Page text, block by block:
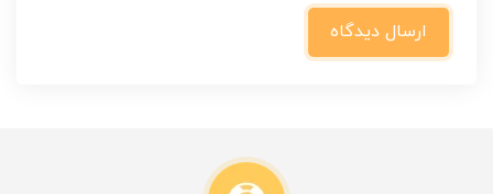
ارسال دیدگاه